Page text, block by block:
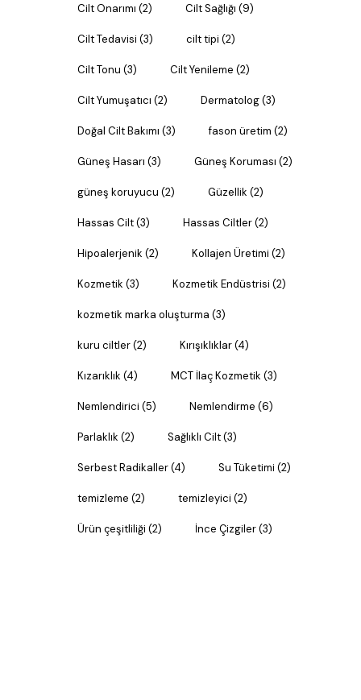
Cilt Onarımı (2) Cilt Sağlığı (9)
Cilt Tedavisi (3) cilt tipi (2)
Cilt Tonu (3) Cilt Yenileme (2)
Cilt Yumuşatıcı (2) Dermatolog(3)
Doğal Cilt Bakımı (3) fason üretim (2)
Güneş Hasarı (3) Güneş Koruması (2)
güneş koruyucu (2) Güzellik (2)
Hassas Cilt(3) Hassas Ciltler(2)
Hipoalerjenik (2) Kollajen Üretimi (2)
Kozmetik (3) Kozmetik Endüstrisi (2)
kozmetik marka oluşturma (3)
kuru ciltler(2) Kırışıklıklar(4)
Kızarıklık (4) MCT İlaç Kozmetik (3)
Nemlendirici (5) Nemlendirme (6)
Parlaklık (2) Sağlıklı Cilt(3)
Serbest Radikaller(4) Su Tüketimi (2)
temizleme (2) temizleyici (2)
Ürün çeşitliliği (2) İnce Çizgiler(3)